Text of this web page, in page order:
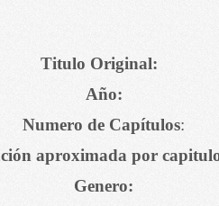
Titulo Original:
Año:
Numero de Capítulos:
aproximada por
Genero: